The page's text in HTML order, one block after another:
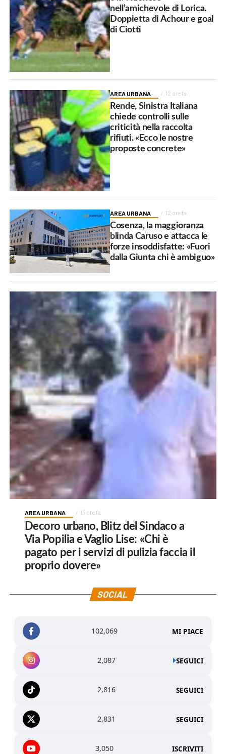
nell’amichevole di Lorica.
Doppietta di Achour e goal
di Ciotti
AREA URBANA 12 ore fa
Rende, Sinistra Italiana
chiede controlli sulle
criticità nella raccolta
rifiuti. «Ecco le nostre
proposte concrete»
AREA URBANA 12 ore fa
Cosenza, la maggioranza
blinda Caruso e attacca le
forze insoddisfatte: «Fuori
dalla Giunta chi è ambiguo»
AREA URBANA 13 ore fa
Decoro urbano, Blitz del Sindaco a
Via Popilia e Vaglio Lise: «Chi è
pagato per i servizi di pulizia faccia il
proprio dovere»
SOCIAL
102,069 MI PIACE
2,087 SEGUICI
2,816 SEGUICI
2,831 SEGUICI
3,050 ISCRIVITI